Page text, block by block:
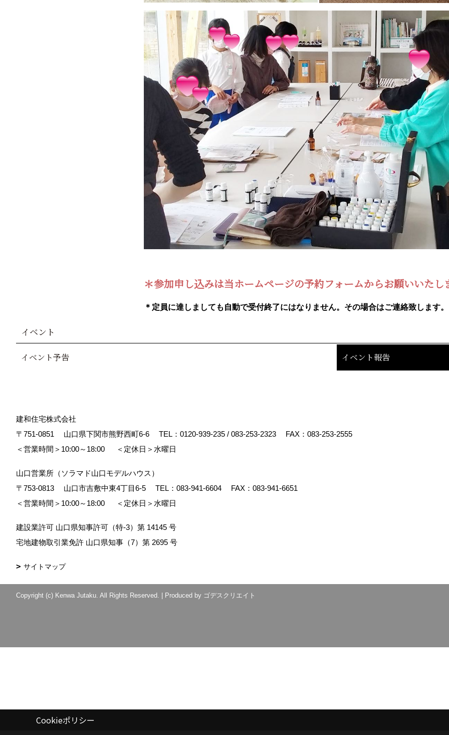
＊参加申し込みは当ホームページの予約フォームからお願いいたし
＊定員に達しましても自動で受付終了にはなりません。その場合はご連絡致します。
イベント
イベント予告 イベント報告
建和住宅株式会社
〒751-0851
山口県下関市熊野西町6-6 TEL： 0120-939-235 / 083-253-2323
FAX：083-253-2555
＜営業時間＞10:00～18:00
＜定休日＞水曜日
山口営業所（ソラマド山口モデルハウス）
〒753-0813
山口市吉敷中東4丁目6-5 TEL： 083-941-6604
FAX：083-941-6651
＜営業時間＞10:00～18:00
＜定休日＞水曜日
建設業許可 山口県知事許可（特-3）第 14145 号
宅地建物取引業免許 山口県知事（7）第 2695 号
サイトマップ
Copyright (c) Kenwa Jutaku. All Rights Reserved. Produced by ゴデスクリエイト
Cookieポリシー